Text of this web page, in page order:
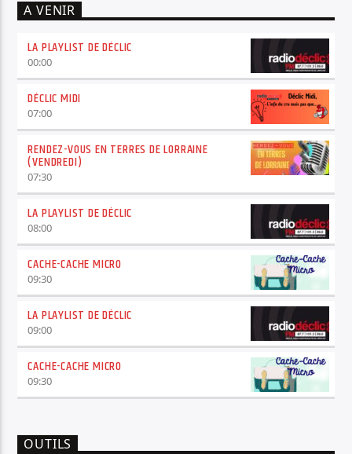
A VENIR
LA PLAYLIST DE DÉCLIC
00:00
DÉCLIC MIDI
07:00
RENDEZ-VOUS EN TERRES DE LORRAINE
(VENDREDI)
07:30
LA PLAYLIST DE DÉCLIC
08:00
CACHE-CACHE MICRO
09:30
LA PLAYLIST DE DÉCLIC
09:00
CACHE-CACHE MICRO
09:30
OUTILS